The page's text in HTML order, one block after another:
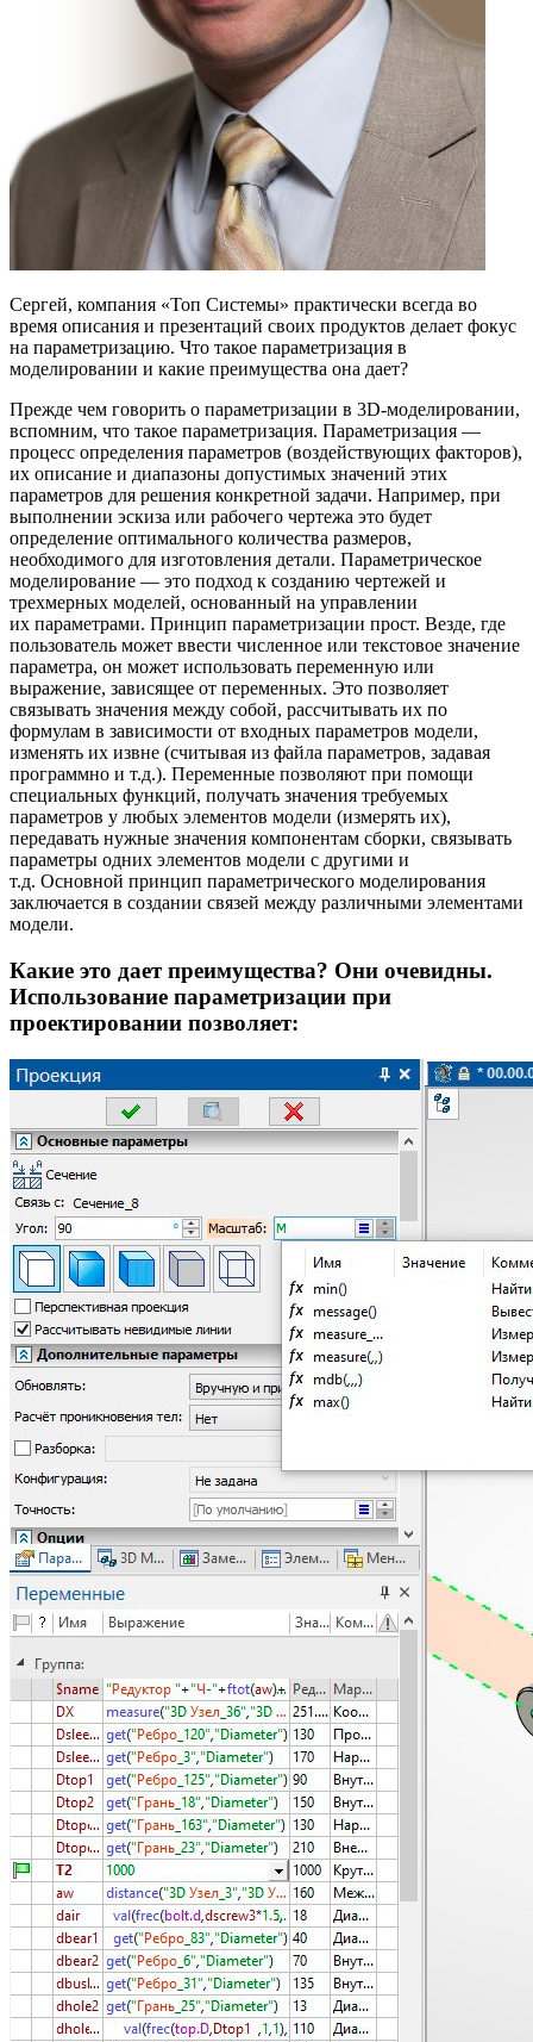
Сергей, компания «Топ Системы» практически всегда во
время описания и презентаций своих продуктов делает фокус
на параметризацию. Что такое параметризация в
моделировании и какие преимущества она дает?
Прежде чем говорить о параметризации в 3D-моделировании,
вспомним, что такое параметризация. Параметризация —
процесс определения параметров (воздействующих факторов),
их описание и диапазоны допустимых значений этих
параметров для решения конкретной задачи. Например, при
выполнении эскиза или рабочего чертежа это будет
определение оптимального количества размеров,
необходимого для изготовления детали. Параметрическое
моделирование — это подход к созданию чертежей и
трехмерных моделей, основанный на управлении
их параметрами. Принцип параметризации прост. Везде, где
пользователь может ввести численное или текстовое значение
параметра, он может использовать переменную или
выражение, зависящее от переменных. Это позволяет
связывать значения между собой, рассчитывать их по
формулам в зависимости от входных параметров модели,
изменять их извне (считывая из файла параметров, задавая
программно и т.д.). Переменные позволяют при помощи
специальных функций, получать значения требуемых
параметров у любых элементов модели (измерять их),
передавать нужные значения компонентам сборки, связывать
параметры одних элементов модели с другими и
т.д. Основной принцип параметрического моделирования
заключается в создании связей между различными элементами
модели.
Какие это дает преимущества? Они очевидны.
Использование параметризации при
проектировании позволяет: